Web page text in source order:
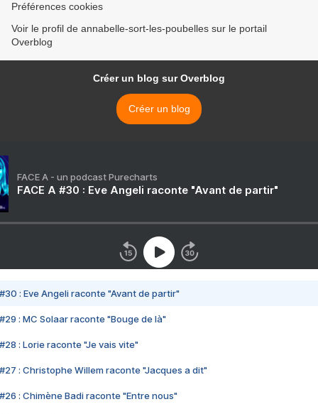
Préférences cookies
Voir le profil de annabelle-sort-les-poubelles sur le portail
Overblog
Créer un blog sur Overblog
Créer un blog
FACE A - un podcast Purecharts
FACE A #30 : Eve Angeli raconte "Avant de partir"
#30 : Eve Angeli raconte "Avant de partir"
#29 : MC Solaar raconte "Bouge de là"
#28 : Lorie raconte "Je vais vite"
#27 : Christophe Willem raconte "Jacques a dit"
#26 : Chimène Badi raconte "Entre nous"